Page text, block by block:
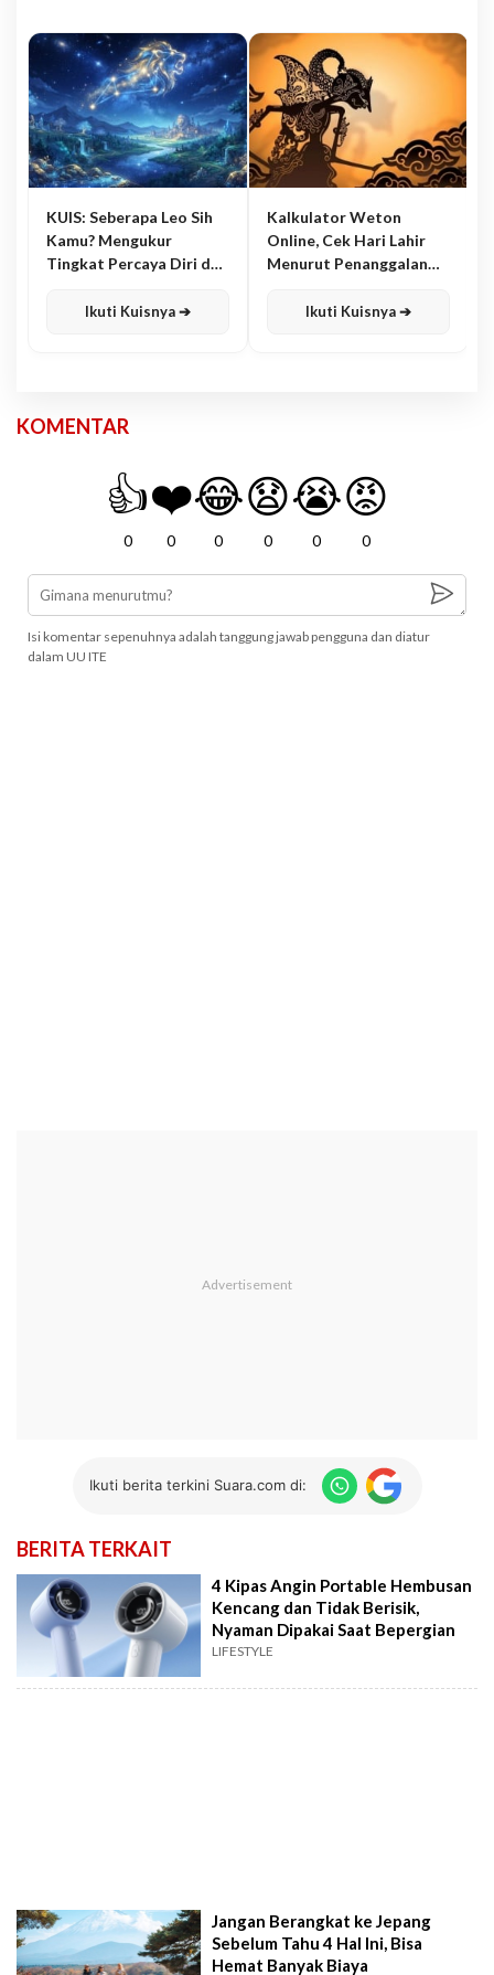
KUIS: Seberapa Leo Sih
Kamu? Mengukur
Tingkat Percaya Diri dan
Ikuti Kuisnya ➔
Kalkulator Weton
Online, Cek Hari Lahir
Menurut Penanggalan
Ikuti Kuisnya ➔
KOMENTAR
👍
0
❤️
0
😂
0
😧
0
😭
0
😡
0
Isi komentar sepenuhnya adalah tanggung jawab pengguna dan diatur
dalam UU ITE
Ikuti berita terkini Suara.com di:
BERITA TERKAIT
4 Kipas Angin Portable Hembusan
Kencang dan Tidak Berisik,
Nyaman Dipakai Saat Bepergian
LIFESTYLE
Jangan Berangkat ke Jepang
Sebelum Tahu 4 Hal Ini, Bisa
Hemat Banyak Biaya